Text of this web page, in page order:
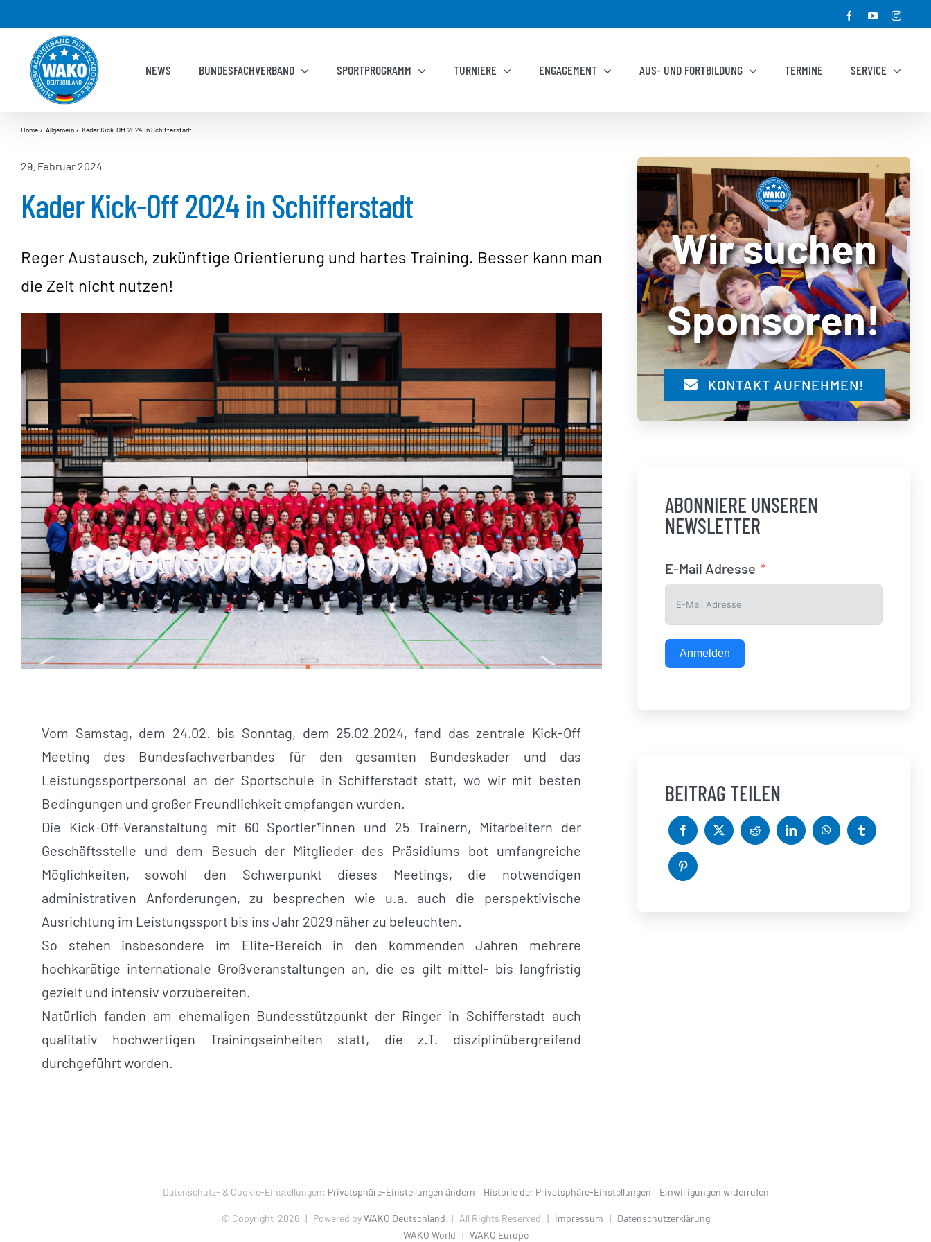
springen
FacebookYouTube
NEWS BUNDESFACHVERBAND SPORTPROGRAMM TURNIERE ENGAGEMENT AUS- UND FORTBILDUNG TERMINE SERVICE
Home Allgemein Kader Kick-Off 2024 in Schifferstadt
29. Februar 2024
Kader Kick-Off 2024 in Schifferstadt
Reger Austausch, zukünftige Orientierung und hartes Training. Besser kann man
die Zeit nicht nutzen!
Vom Samstag, dem 24.02. bis Sonntag, dem 25.02.2024, fand das zentrale Kick-Off
Meeting des Bundesfachverbandes für den gesamten Bundeskader und das
Leistungssportpersonal an der Sportschule in Schifferstadt statt, wo wir mit besten
Bedingungen und großer Freundlichkeit empfangen wurden.
Die Kick-Off-Veranstaltung mit 60 Sportler*innen und 25 Trainern, Mitarbeitern der
Geschäftsstelle und dem Besuch der Mitglieder des Präsidiums bot umfangreiche
Möglichkeiten, sowohl den Schwerpunkt dieses Meetings, die notwendigen
administrativen Anforderungen, zu besprechen wie u.a. auch die perspektivische
Ausrichtung im Leistungssport bis ins Jahr 2029 näher zu beleuchten.
So stehen insbesondere im Elite-Bereich in den kommenden Jahren mehrere
hochkarätige internationale Großveranstaltungen an, die es gilt mittel- bis langfristig
gezielt und intensiv vorzubereiten.
Natürlich fanden am ehemaligen Bundesstützpunkt der Ringer in Schifferstadt auch
qualitativ hochwertigen Trainingseinheiten statt, die z.T. disziplinübergreifend
durchgeführt worden.
Wir suchen
Sponsoren!
KONTAKT AUFNEHMEN!
ABONNIERE UNSEREN
NEWSLETTER
E-Mail Adresse
Anmelden
BEITRAG TEILEN
Datenschutz- & Cookie-Einstellungen: Privatsphäre-Einstellungen ändern – Historie der Privatsphäre-Einstellungen – Einwilligungen widerrufen
© Copyright 2026 | Powered byWAKO Deutschland | All Rights Reserved | Impressum | Datenschutzerklärung
WAKO World | WAKO Europe